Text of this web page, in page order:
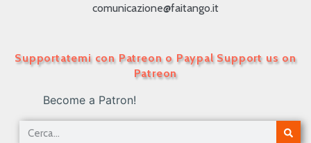
comunicazione@faitango.it
Supportatemi con Patreon o Paypal Support us on
Patreon
Become a Patron!